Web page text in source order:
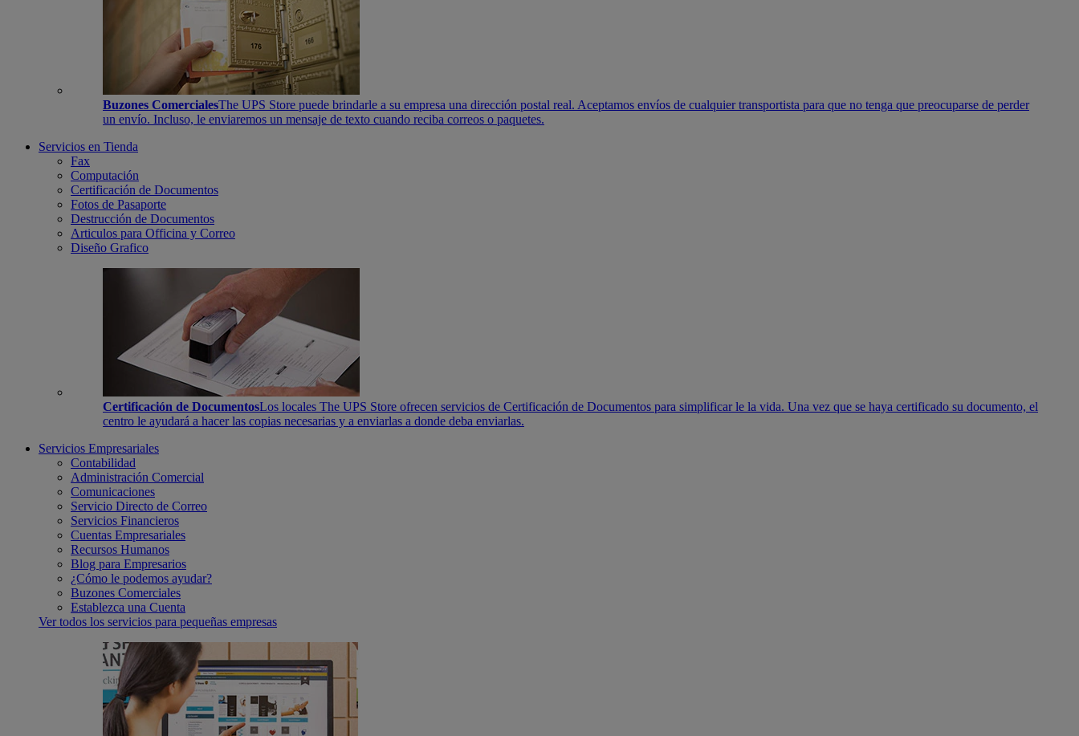
Buzones ComercialesThe UPS Store puede brindarle a su empresa una dirección postal real. Aceptamos envíos de cualquier transportista para que no tenga que preocuparse de perder
un envío. Incluso, le enviaremos un mensaje de texto cuando reciba correos o paquetes.
Servicios en Tienda
Fax
Computación
Certificación de Documentos
Fotos de Pasaporte
Destrucción de Documentos
Articulos para Officina y Correo
Diseño Grafico
Certificación de DocumentosLos locales The UPS Store ofrecen servicios de Certificación de Documentos para simplificar le la vida. Una vez que se haya certificado su documento, el
centro le ayudará a hacer las copias necesarias y a enviarlas a donde deba enviarlas.
Servicios Empresariales
Contabilidad
Administración Comercial
Comunicaciones
Servicio Directo de Correo
Servicios Financieros
Cuentas Empresariales
Recursos Humanos
Blog para Empresarios
¿Cómo le podemos ayudar?
Buzones Comerciales
Establezca una Cuenta
Ver todos los servicios para pequeñas empresas